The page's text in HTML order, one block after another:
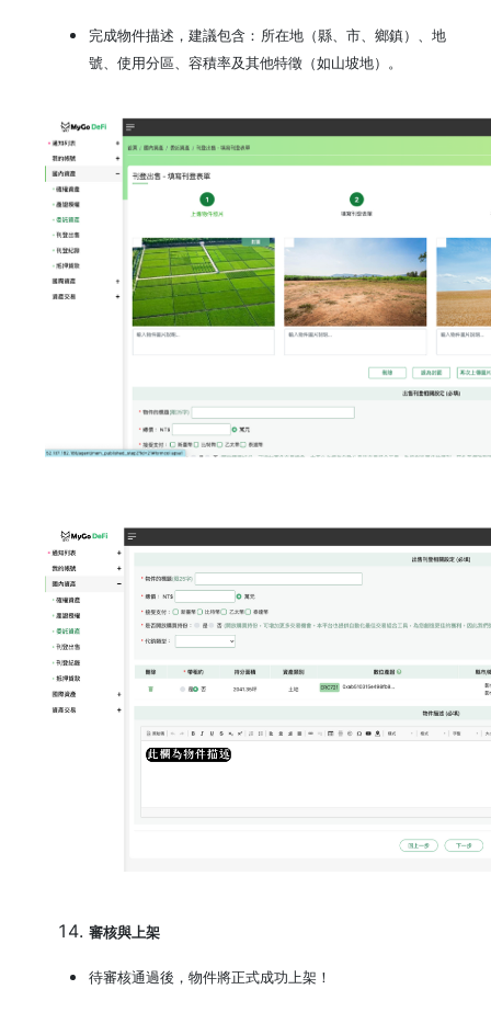
完成物件描述，建議包含：所在地（縣、市、鄉鎮）、地
號、使用分區、容積率及其他特徵（如山坡地）。
審核與上架
待審核通過後，物件將正式成功上架！